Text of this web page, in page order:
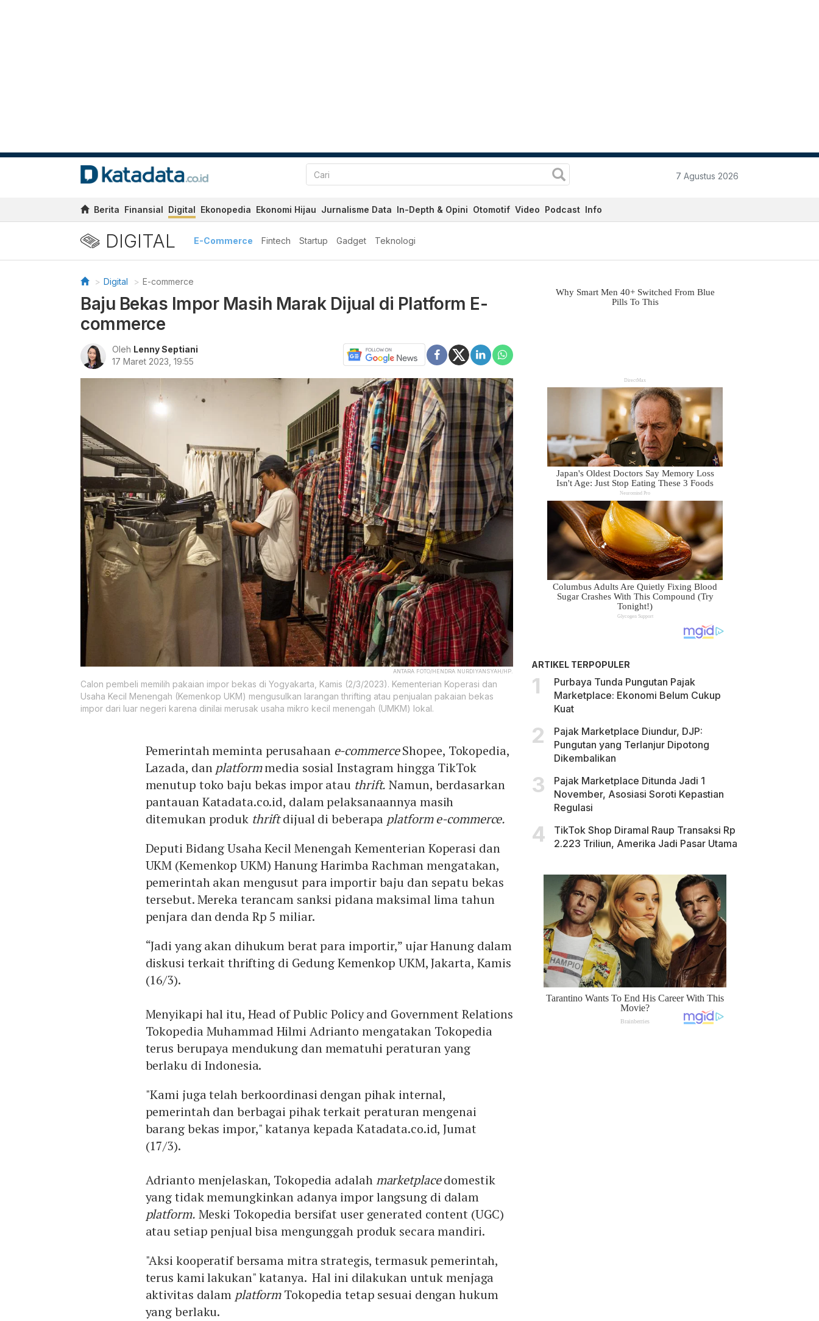
7 Agustus 2026
Berita Finansial Digital Ekonopedia Ekonomi Hijau Jurnalisme Data In-Depth & Opini Otomotif Video Podcast Info
DIGITAL E-Commerce Fintech Startup Gadget Teknologi
Digital E-commerce
Baju Bekas Impor Masih Marak Dijual di Platform E-
commerce
Oleh Lenny Septiani
17 Maret 2023, 19:55
ANTARA FOTO/HENDRA NURDIYANSYAH/HP.
Calon pembeli memilih pakaian impor bekas di Yogyakarta, Kamis (2/3/2023). Kementerian Koperasi dan
Usaha Kecil Menengah (Kemenkop UKM) mengusulkan larangan thrifting atau penjualan pakaian bekas
impor dari luar negeri karena dinilai merusak usaha mikro kecil menengah (UMKM) lokal.
Pemerintah meminta perusahaan e-commerceShopee, Tokopedia,
Lazada, dan platformmedia sosial Instagram hingga TikTok
menutup toko baju bekas impor atau thrift. Namun, berdasarkan
pantauan Katadata.co.id, dalam pelaksanaannya masih
ditemukan produk thriftdijual di beberapa platform e-commerce.
Deputi Bidang Usaha Kecil Menengah Kementerian Koperasi dan
UKM (Kemenkop UKM) Hanung Harimba Rachman mengatakan,
pemerintah akan mengusut para importir baju dan sepatu bekas
tersebut. Mereka terancam sanksi pidana maksimal lima tahun
penjara dan denda Rp 5 miliar.
“Jadi yang akan dihukum berat para importir,” ujar Hanung dalam
diskusi terkait thrifting di Gedung Kemenkop UKM, Jakarta, Kamis
(16/3).
Menyikapi hal itu, Head of Public Policy and Government Relations
Tokopedia Muhammad Hilmi Adrianto mengatakan Tokopedia
terus berupaya mendukung dan mematuhi peraturan yang
berlaku di Indonesia.
"Kami juga telah berkoordinasi dengan pihak internal,
pemerintah dan berbagai pihak terkait peraturan mengenai
barang bekas impor," katanya kepada Katadata.co.id, Jumat
(17/3).
Adrianto menjelaskan, Tokopedia adalahmarketplacedomestik
yang tidak memungkinkan adanya impor langsung di dalam
platform. Meski Tokopedia bersifat user generated content (UGC)
atau setiap penjual bisa mengunggah produk secara mandiri.
"Aksi kooperatif bersama mitra strategis, termasuk pemerintah,
terus kami lakukan" katanya. Hal ini dilakukan untuk menjaga
aktivitas dalam platformTokopedia tetap sesuai dengan hukum
yang berlaku.
ARTIKEL TERPOPULER
Purbaya Tunda Pungutan Pajak
Marketplace: Ekonomi Belum Cukup
Kuat
Pajak Marketplace Diundur, DJP:
Pungutan yang Terlanjur Dipotong
Dikembalikan
Pajak Marketplace Ditunda Jadi 1
November, Asosiasi Soroti Kepastian
Regulasi
TikTok Shop Diramal Raup Transaksi Rp
2.223 Triliun, Amerika Jadi Pasar Utama